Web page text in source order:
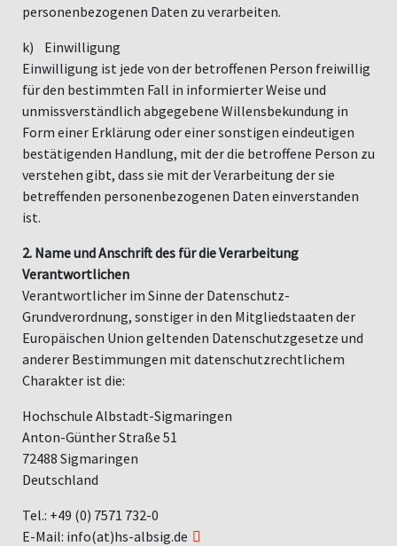
personenbezogenen Daten zu verarbeiten.
k) Einwilligung
Einwilligung ist jede von der betroffenen Person freiwillig
für den bestimmten Fall in informierter Weise und
unmissverständlich abgegebene Willensbekundung in
Form einer Erklärung oder einer sonstigen eindeutigen
bestätigenden Handlung, mit der die betroffene Person zu
verstehen gibt, dass sie mit der Verarbeitung der sie
betreffenden personenbezogenen Daten einverstanden
ist.
2. Name und Anschrift des für die Verarbeitung
Verantwortlichen
Verantwortlicher im Sinne der Datenschutz-
Grundverordnung, sonstiger in den Mitgliedstaaten der
Europäischen Union geltenden Datenschutzgesetze und
anderer Bestimmungen mit datenschutzrechtlichem
Charakter ist die:
Hochschule Albstadt-Sigmaringen
Anton-Günther Straße 51
72488 Sigmaringen
Deutschland
Tel.: +49 (0) 7571 732-0
E-Mail: info(at)hs-albsig.de